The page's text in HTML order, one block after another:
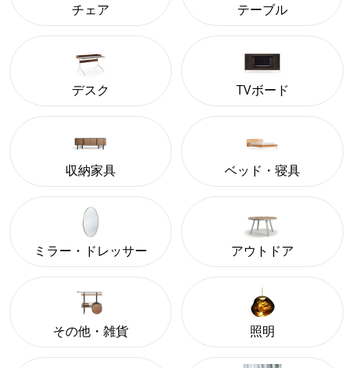
チェア テーブル
デスク TVボード
収納家具 ベッド・寝具
ミラー・ドレッサー アウトドア
その他・雑貨 照明